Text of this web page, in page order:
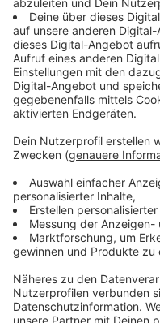
Anzeige
123 Windräder
Anzeige
Aktuell laufen bei uns
Windkraftanlagen.
Kreis offenbar einigen.
Lanuv-Studie über
Allerdings betonen die
keine lokale Analyse
ersetzt. Auf Radio
Sprecher der